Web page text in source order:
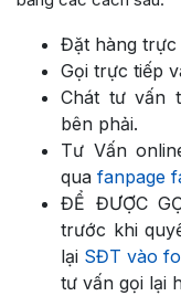
Đặt hàng trực
Gọi trực tiếp
Chát tư vấn
bên phải.
Tư Vấn
qua fanpage
ĐỂ ĐƯỢC
trước khi
lại SĐT vào
tư vấn gọi lại